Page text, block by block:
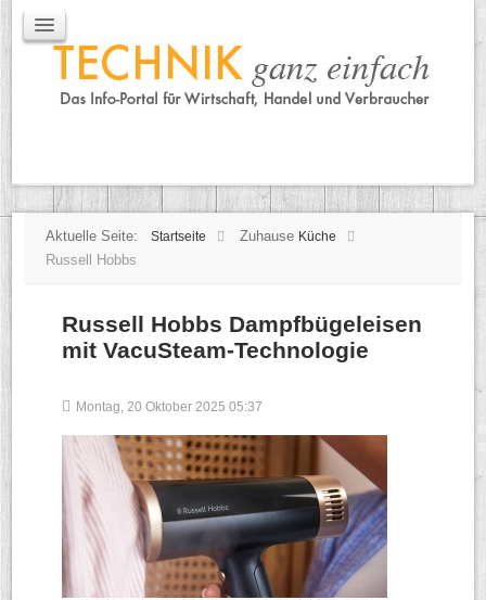
Mobile
IT
TK
Aktuelle Seite: Startseite Zuhause Küche
Russell Hobbs
Russell Hobbs Dampfbügeleisen
mit VacuSteam-Technologie
Montag, 20 Oktober 2025 05:37